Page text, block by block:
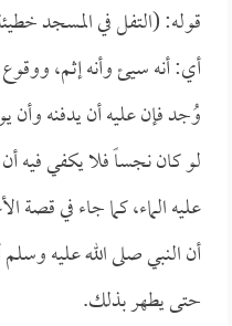
قوله: (التفل في المسجد
أي: أنه سيئ وأنه إثم،
وُجد فإن عليه أن يدفنه وأن
لو كان نجساً فلا يكفي
عليه الماء، كما جاء في قصة
أن النبي صلى الله عليه
حتى يطهر بذلك.